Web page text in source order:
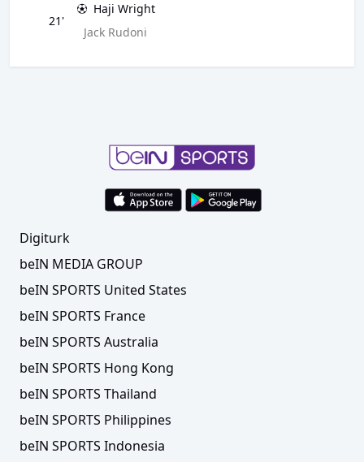
21'
Haji Wright
Jack Rudoni
Digiturk
beIN MEDIA GROUP
beIN SPORTS United States
beIN SPORTS France
beIN SPORTS Australia
beIN SPORTS Hong Kong
beIN SPORTS Thailand
beIN SPORTS Philippines
beIN SPORTS Indonesia